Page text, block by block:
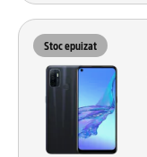
Stoc epuizat